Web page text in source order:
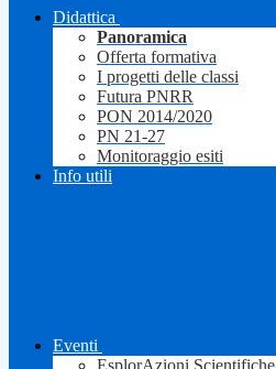
Didattica
Panoramica
Offerta formativa
I progetti delle classi
Futura PNRR
PON 2014/2020
PN 21-27
Monitoraggio esiti
Info utili
Eventi